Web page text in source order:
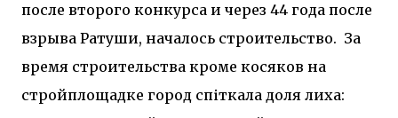
после второго конкурса и через 44 года после
взрыва Ратуши, началось строительство. За
время строительства кроме косяков на
стройплощадке город спіткала доля лиха: